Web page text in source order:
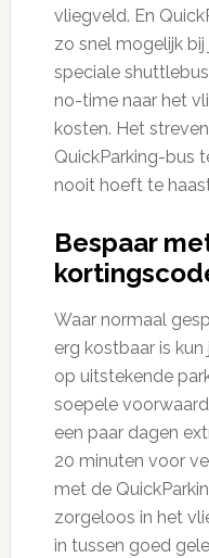
vliegveld. En
zo snel mogelijk
speciale
no-time naar het
kosten. Het
QuickParking-bus
nooit hoeft te
Bespaar
Waar normaal
erg kostbaar is kun
op uitstekende
soepele
een paar dagen
20 minuten voor
met de
zorgeloos in het
in tussen goed